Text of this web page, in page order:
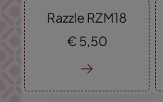
Razzle RZM18
€ 5,50